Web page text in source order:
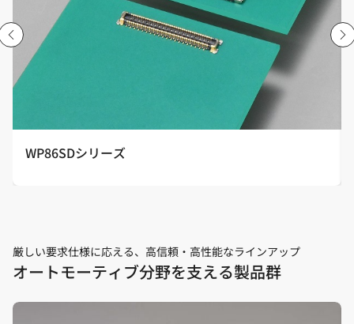
WP86SDシリーズ
厳しい要求仕様に応える、高信頼・高性能なラインアップ
オートモーティブ分野を支える製品群